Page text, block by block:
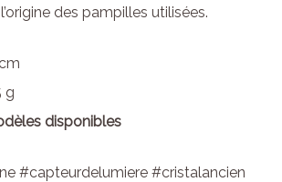
des pampilles utilisées.
g
disponibles
#capteurdelumiere #cristalancien